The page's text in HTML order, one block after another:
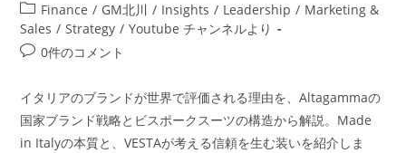
Finance / GM北川 / Insights / Leadership / Marketing &
Sales / Strategy / Youtube チャンネルより
0件のコメント
イタリアのブランドが世界で評価される理由を、Altagammaの
国家ブランド戦略とビスポークスーツの構造から解説。Made
in Italyの本質と、VESTAが考える信頼を生む装いを紹介しま